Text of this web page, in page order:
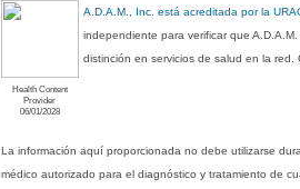
Health Content
Provider
06/01/2028
A.D.A.M., Inc. está acreditada por la
independiente para verificar que
distinción en servicios de salud en la
La información aquí proporcionada no debe utilizarse
médico autorizado para el diagnóstico y tratamiento de